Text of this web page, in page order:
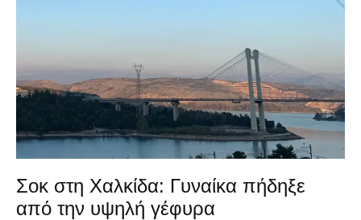
Σοκ στη Χαλκίδα: Γυναίκα πήδηξε
από την υψηλή γέφυρα